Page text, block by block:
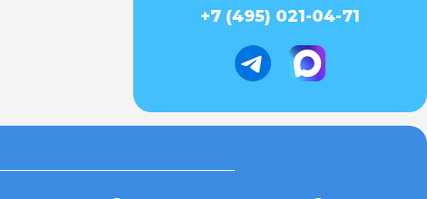
+7 (495) 021-04-71